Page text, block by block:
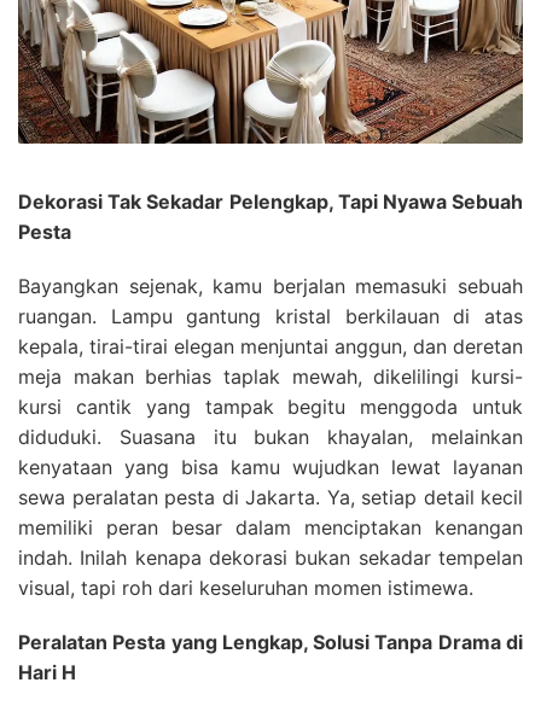
Dekorasi Tak Sekadar Pelengkap, Tapi Nyawa Sebuah
Pesta
Bayangkan sejenak, kamu berjalan memasuki sebuah
ruangan. Lampu gantung kristal berkilauan di atas
kepala, tirai-tirai elegan menjuntai anggun, dan deretan
meja makan berhias taplak mewah, dikelilingi kursi-
kursi cantik yang tampak begitu menggoda untuk
diduduki. Suasana itu bukan khayalan, melainkan
kenyataan yang bisa kamu wujudkan lewat layanan
sewa peralatan pesta di Jakarta. Ya, setiap detail kecil
memiliki peran besar dalam menciptakan kenangan
indah. Inilah kenapa dekorasi bukan sekadar tempelan
visual, tapi roh dari keseluruhan momen istimewa.
Peralatan Pesta yang Lengkap, Solusi Tanpa Drama di
Hari H